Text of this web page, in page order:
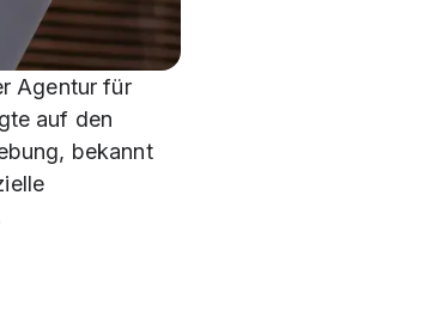
Agentur für
auf den
bekannt